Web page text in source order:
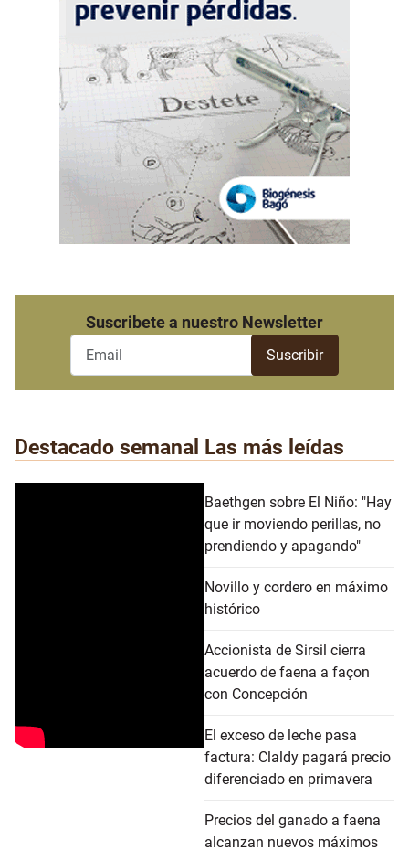
Suscribete a nuestro Newsletter
Destacado semanal Las más leídas
Baethgen sobre El Niño: "Hay
que ir moviendo perillas, no
prendiendo y apagando"
Novillo y cordero en máximo
histórico
Accionista de Sirsil cierra
acuerdo de faena a façon
con Concepción
El exceso de leche pasa
factura: Claldy pagará precio
diferenciado en primavera
Precios del ganado a faena
alcanzan nuevos máximos